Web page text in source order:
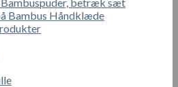
Bambus Håndklæde